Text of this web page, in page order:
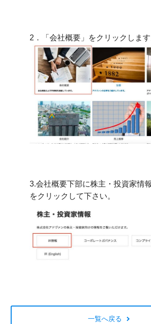
2．「会社概要」をクリックします
3.会社概要下部に株主・投資家情
をクリックして下さい。
一覧へ戻る